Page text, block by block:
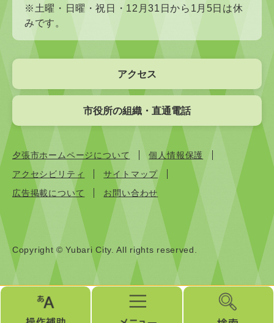
※土曜・日曜・祝日・12月31日から1月5日は休
みです。
アクセス
市役所の組織・直通電話
夕張市ホームページについて
個人情報保護
アクセシビリティ
サイトマップ
広告掲載について
お問い合わせ
Copyright © Yubari City. All rights reserved.